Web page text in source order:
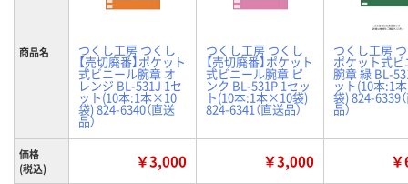
商品名 つくし工房 つくし
【売切廃番】ポケット
式ビニール腕章 オ
レンジ BL-531J 1セ
ット(10本:1本×10
袋) 824-6340（直送
品）
つくし工房 つくし
【売切廃番】ポケット
式ビニール腕章 ピ
ンク BL-531P 1セッ
ト(10本:1本×10袋)
824-6341（直送品）
つくし工房
ポケット式
腕章 緑 BL-
ット(10本:1
袋) 824-6339
品）
価格
(税込)
￥3,000 ￥3,000